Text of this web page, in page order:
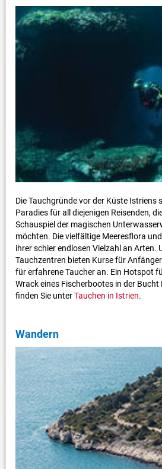
Die Tauchgründe vor der Küste Istriens
Paradies für all diejenigen Reisenden,
Schauspiel der magischen
möchten. Die vielfältige Meeresflora
ihrer schier endlosen Vielzahl an Arten.
Tauchzentren bieten Kurse für
für erfahrene Taucher an. Ein Hotspot
Wrack eines Fischerbootes in der
finden Sie unterTauchen in Istrien.
Wandern